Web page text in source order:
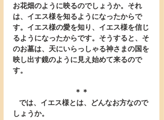
お花畑のように映るのでしょうか。それ
は、イエス様を知るようになったからで
す。イエス様の愛を知り、イエス様を信じ
るようになったからです。そうすると、そ
のお墓は、天にいらっしゃる神さまの国を
映し出す鏡のように見え始めて来るので
す。
＊＊
しょうか。